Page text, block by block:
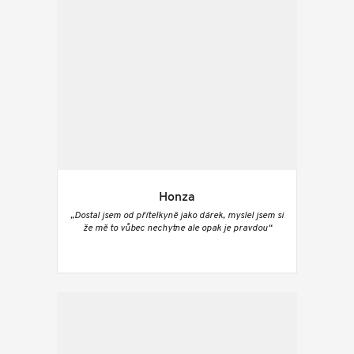
Honza
„Dostal jsem od přítelkyně jako dárek, myslel jsem si
že mě to vůbec nechytne ale opak je pravdou“